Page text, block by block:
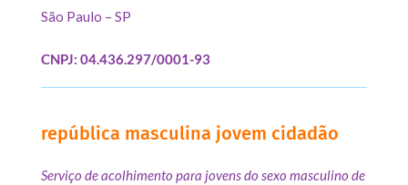
São Paulo – SP
CNPJ: 04.436.297/0001-93
república masculina jovem cidadão
Serviço de acolhimento para jovens do sexo masculino de